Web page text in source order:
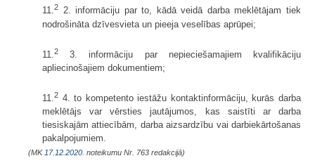
11.2 2. informāciju par to, kādā veidā darba meklētājam tiek
nodrošināta dzīvesvieta un pieeja veselības aprūpei;
11. 2
3. informāciju par nepieciešamajiem kvalifikāciju
apliecinošajiem dokumentiem;
11.2 4. to kompetento iestāžu kontaktinformāciju, kurās darba
meklētājs var vērsties jautājumos, kas saistīti ar darba
tiesiskajām attiecībām, darba aizsardzību vai darbiekārtošanas
pakalpojumiem.
(MK 17.12.2020. noteikumu Nr. 763 redakcijā)